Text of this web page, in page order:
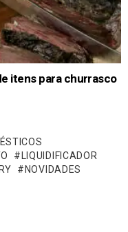
itens para churrasco
LIQUIDIFICADOR
NOVIDADES